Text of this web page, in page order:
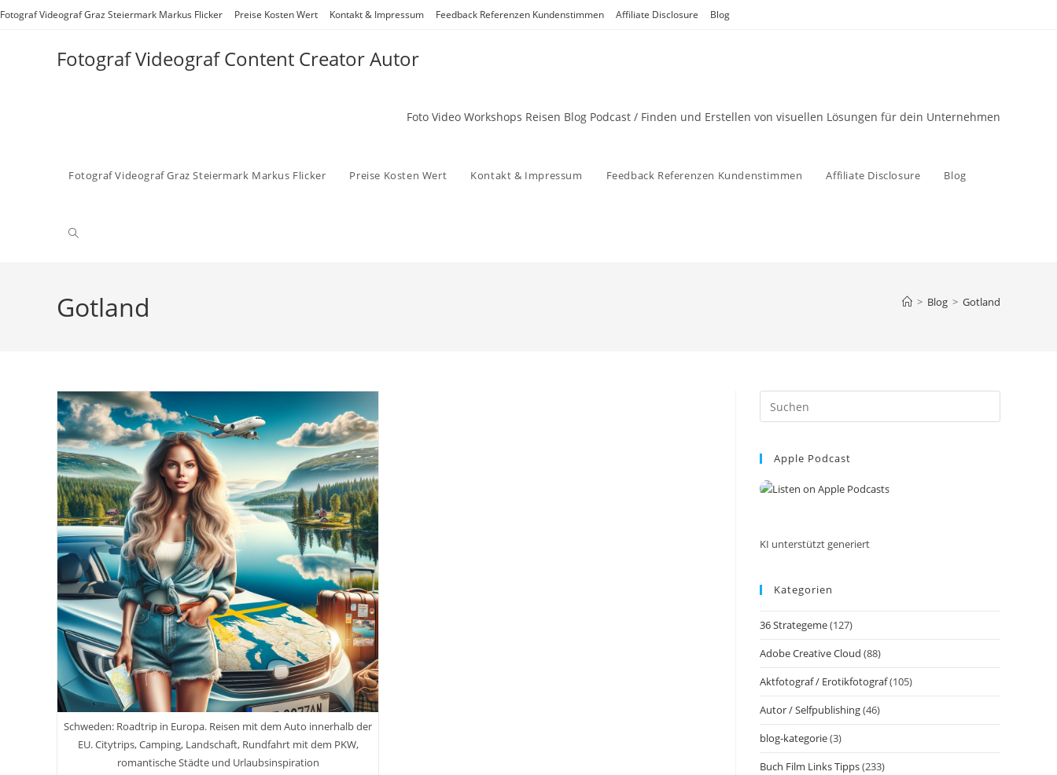
Zum
Fotograf Videograf Graz Steiermark Markus Flicker Preise Kosten Wert Kontakt & Impressum Feedback Referenzen Kundenstimmen Affiliate Disclosure Blog
Fotograf Videograf Content Creator Autor
Foto Video Workshops Reisen Blog Podcast / Finden und Erstellen von visuellen Lösungen für dein Unternehmen
Fotograf Videograf Graz Steiermark Markus Flicker Preise Kosten Wert Kontakt & Impressum Feedback Referenzen Kundenstimmen Affiliate Disclosure Blog
Website-
Gotland > Blog > Gotland
Schweden: Roadtrip in Europa. Reisen mit dem Auto innerhalb der
EU. Citytrips, Camping, Landschaft, Rundfahrt mit dem PKW,
romantische Städte und Urlaubsinspiration
Escape
Apple Podcast
KI unterstützt generiert
Kategorien
36 Strategeme(127)
Adobe Creative Cloud (88)
Aktfotograf / Erotikfotograf(105)
Autor / Selfpublishing(46)
blog-kategorie(3)
Buch Film Links Tipps(233)